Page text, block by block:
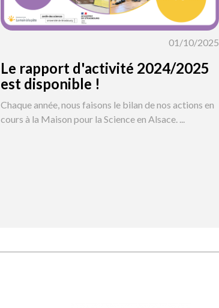
01/10/2025
Le rapport d'activité 2024/2025
est disponible !
Chaque année, nous faisons le bilan de nos actions en
cours à la Maison pour la Science en Alsace. ...